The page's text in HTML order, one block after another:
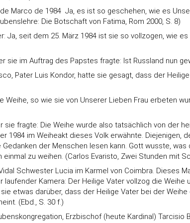
Marco de 1984  Ja, es ist so geschehen, wie es
Die Botschaft von Fatima, Rom 2000, S. 8)
seit dem 25. März 1984 ist sie so vollzogen, wie
im Auftrag des Papstes fragte: Ist Russland nun
Pater Luis Kondor, hatte sie gesagt, dass der
Weihe, so wie sie von Unserer Lieben Frau erbeten
sie fragte: Die Weihe wurde also tatsächlich von der
1984 im Weiheakt dieses Volk erwähnte.
der Menschen lesen kann. Gott wusste,
zu weihen. (Carlos Evaristo, Zwei Stunden mit
Schwester Lucia im Karmel von Coimbra.
Kamera: Der Heilige Vater vollzog die
darüber, dass der Heilige Vater bei der Weihe
(Ebd., S. 30 f.)
Erzbischof (heute Kardinal)